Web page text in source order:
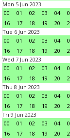
Mon 5 Jun 2023
00
01 02 03 04
16
17 18 19 20
Tue 6 Jun 2023
00
01 02 03 04
16
17 18 19 20
Wed 7 Jun 2023
00
01 02 03 04
16
17 18 19 20
Thu 8 Jun 2023
00
01 02 03 04
16
17 18 19 20
Fri 9 Jun 2023
00
01 02 03 04
16
17 18 19 20